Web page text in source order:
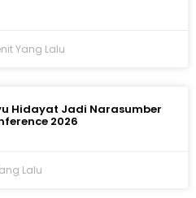
Yang Lalu
Hidayat Jadi Narasumber
2026
Lalu